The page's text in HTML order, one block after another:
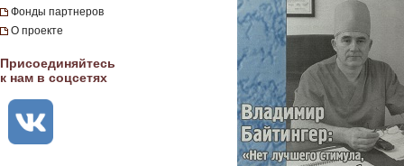
Фонды партнеров
О проекте
Присоединяйтесь
к нам в соцсетях